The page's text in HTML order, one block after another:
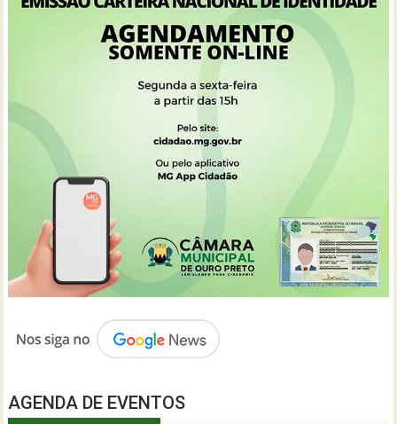
AGENDA DE EVENTOS